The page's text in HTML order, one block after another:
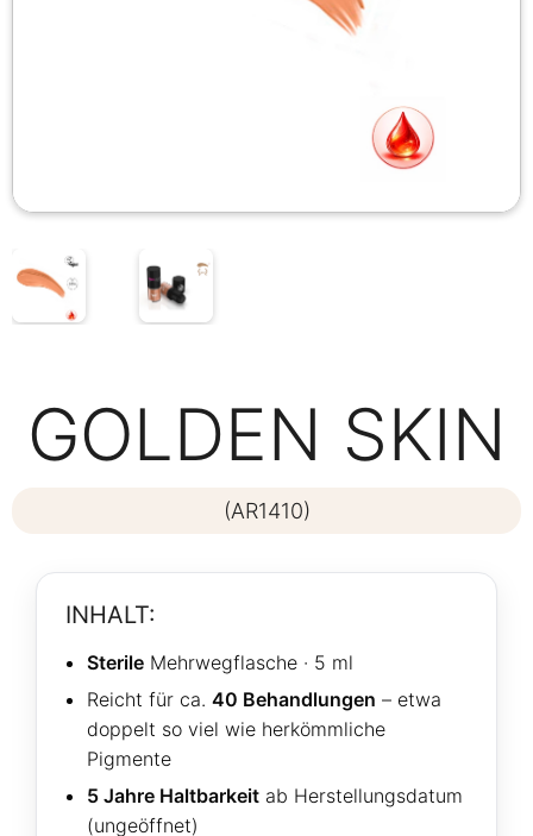
GOLDEN SKIN
(AR1410)
INHALT:
Sterile Mehrwegflasche · 5 ml
Reicht für ca. 40 Behandlungen – etwa
doppelt so viel wie herkömmliche
Pigmente
5 Jahre Haltbarkeit ab Herstellungsdatum
(ungeöffnet)